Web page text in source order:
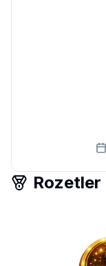
Rozetler